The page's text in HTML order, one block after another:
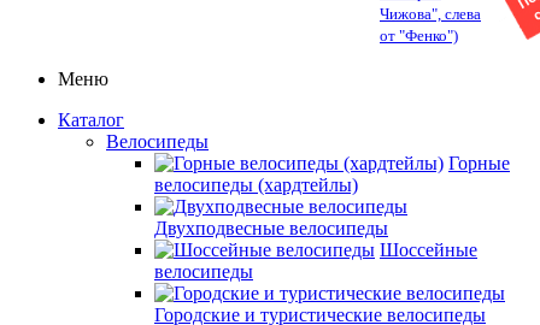
Чижова", слева
от "Фенко")
Меню
Каталог
Велосипеды
Горные
велосипеды (хардтейлы)
Двухподвесные велосипеды
Шоссейные
велосипеды
Городские и туристические велосипеды